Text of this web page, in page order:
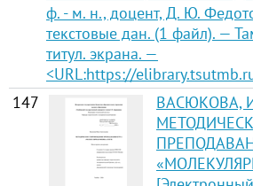
ф. - м. н., доцент, Д. Ю.
текстовые дан. (1 файл). —
титул. экрана. —
<URL:https://
147
ВАСЮКОВА,